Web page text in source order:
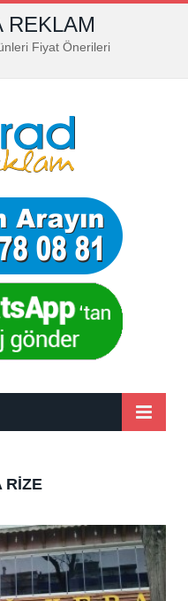
REKLAM
Fiyat Önerileri
RIZE